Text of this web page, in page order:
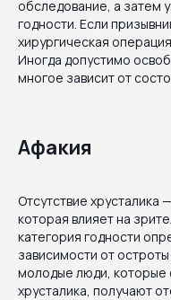
обследование, а затем
годности. Если
хирургическая
Иногда допустимо
многое зависит от
Афакия
Отсутствие хрусталика
которая влияет на
категория годности
зависимости от
молодые люди, которые
хрусталика, получают